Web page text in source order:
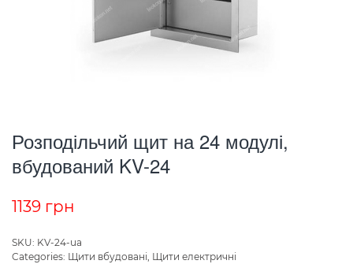
Розподільчий щит на 24 модулі,
вбудований KV-24
1139 грн
SKU: KV-24-ua
Categories: Щити вбудовані Щити електричні